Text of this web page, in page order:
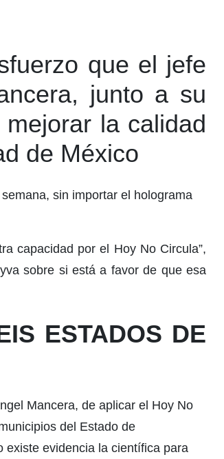
que el jefe
junto a su
la calidad
de México
sin importar el holograma
capacidad por el Hoy No Circula”,
sobre si está a favor de que esa
ESTADOS DE
Mancera, de aplicar el Hoy No
del Estado de
existe evidencia la científica para